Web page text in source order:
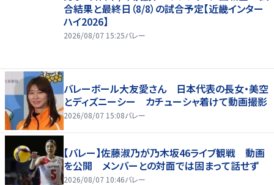
合結果と最終日（8/8）の試合予定【近畿インター
ハイ2026】
2026/08/07 15:25バレー
バレーボール大友愛さん 日本代表の長女・美空
とディズニーシー カチューシャ着けて動画撮影
2026/08/07 15:08バレー
【バレー】佐藤淑乃が乃木坂46ライブ観戦 動画
を公開 メンバーとの対面では固まって話せず
2026/08/07 10:46バレー